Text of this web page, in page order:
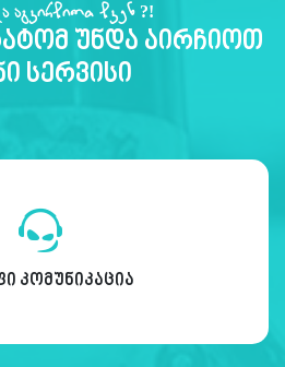
აგვირჩიოთ ჩვენ ?!
უნდა აირჩიოთ
სერვისი
კომუნიკაცია